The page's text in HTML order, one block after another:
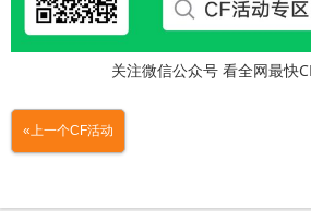
关注微信公众号 看全网最快
«上一个CF活动